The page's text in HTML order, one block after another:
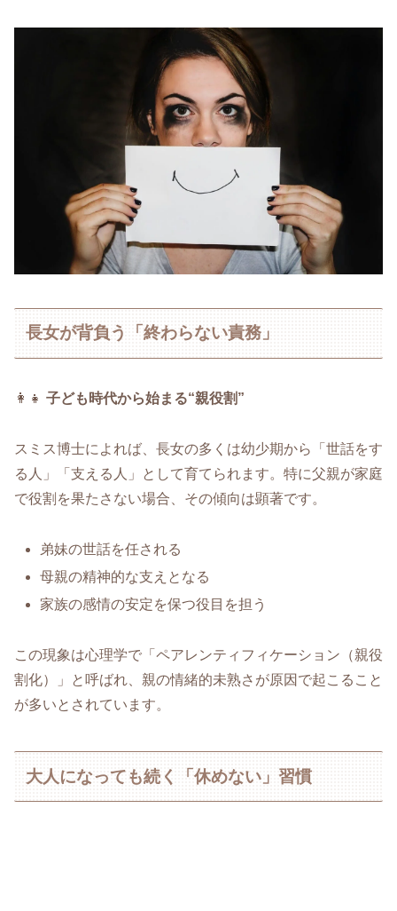
長女が背負う「終わらない責務」
👩‍👧 子ども時代から始まる“親役割”
スミス博士によれば、長女の多くは幼少期から「世話をす
る人」「支える人」として育てられます。特に父親が家庭
で役割を果たさない場合、その傾向は顕著です。
弟妹の世話を任される
母親の精神的な支えとなる
家族の感情の安定を保つ役目を担う
この現象は心理学で「ペアレンティフィケーション（親役
割化）」と呼ばれ、親の情緒的未熟さが原因で起こること
が多いとされています。
大人になっても続く「休めない」習慣